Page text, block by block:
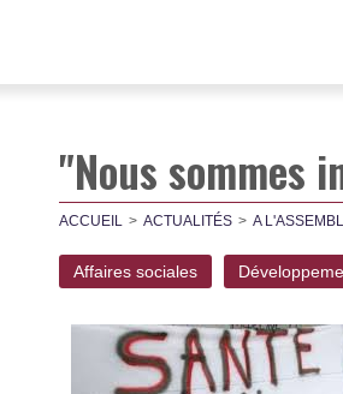
"Nous sommes
ACCUEIL ACTUALITÉS A
Affaires sociales